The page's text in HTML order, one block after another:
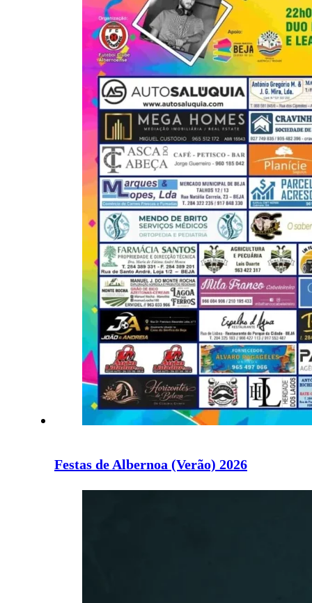
Festas de Albernoa (Verão) 2026